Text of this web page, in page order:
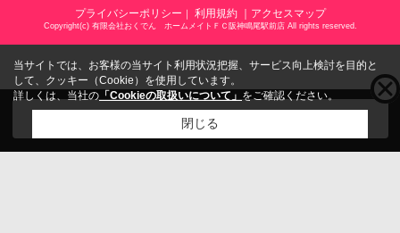
プライバシーポリシー 利用規約 ｜アクセスマップ
Copyright(c) 有限会社おくでん ホームメイトＦＣ阪神鳴尾駅前店 All rights reserved.
こちらの物件をご覧の方にお勧めな物件
当サイトでは、お客様の当サイト利用状況把握、サービス向上検討を目的と
して、クッキー（Cookie）を使用しています。
詳しくは、当社の 「Cookieの取扱いについて」 をご確認ください。
閉じる